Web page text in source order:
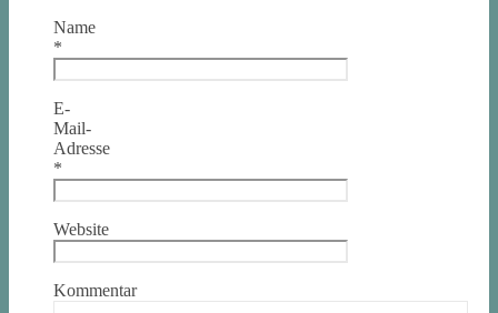
Name
*
E-
Mail-
Adresse
*
Website
Kommentar